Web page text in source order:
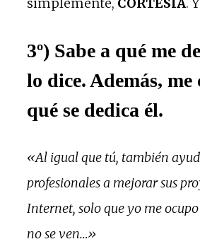
3º) Sabe a qué me
lo dice. Además, me
qué se dedica él.
«Al igual que tú, también
profesionales a mejorar sus
Internet, solo que yo me ocupo
no se ven…»